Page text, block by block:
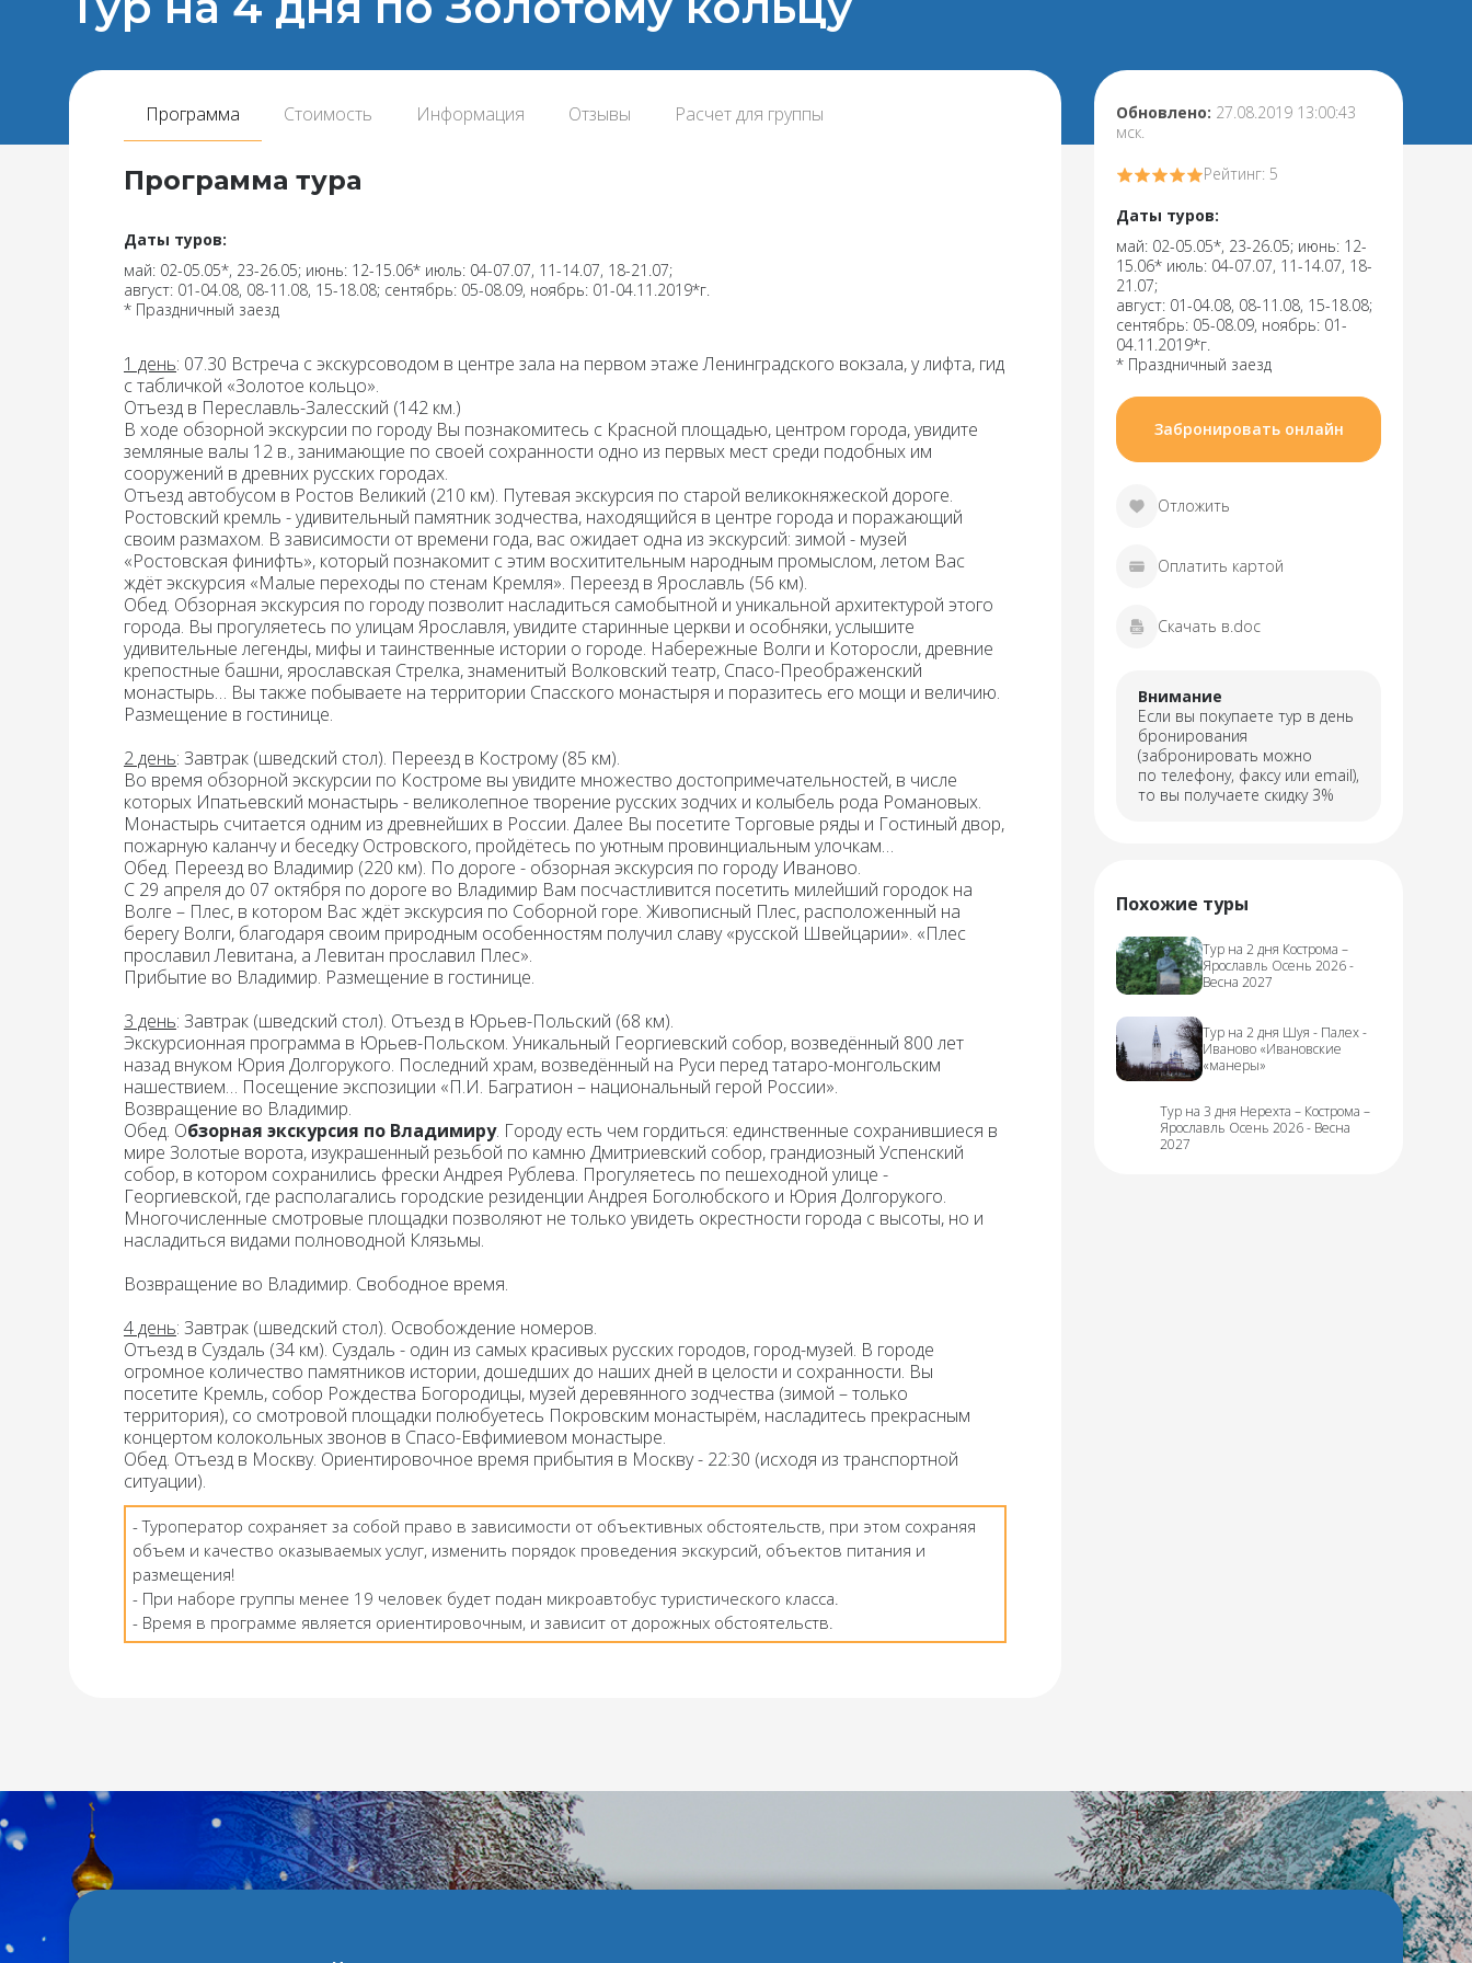
Программа Стоимость Информация Отзывы Расчет для группы
Программа тура
Даты туров:
май: 02-05.05*, 23-26.05; июнь: 12-15.06* июль: 04-07.07, 11-14.07, 18-21.07;
август: 01-04.08, 08-11.08, 15-18.08; сентябрь: 05-08.09, ноябрь: 01-04.11.2019*г.
* Праздничный заезд
1 день: 07.30 Встреча с экскурсоводом в центре зала на первом этаже Ленинградского вокзала, у лифта, гид
с табличкой «Золотое кольцо».
Отъезд в Переславль-Залесский (142 км.)
В ходе обзорной экскурсии по городу Вы познакомитесь с Красной площадью, центром города, увидите
земляные валы 12 в., занимающие по своей сохранности одно из первых мест среди подобных им
сооружений в древних русских городах.
Отъезд автобусом в Ростов Великий (210 км). Путевая экскурсия по старой великокняжеской дороге.
Ростовский кремль - удивительный памятник зодчества, находящийся в центре города и поражающий
своим размахом. В зависимости от времени года, вас ожидает одна из экскурсий: зимой - музей
«Ростовская финифть», который познакомит с этим восхитительным народным промыслом, летом Вас
ждёт экскурсия «Малые переходы по стенам Кремля». Переезд в Ярославль (56 км).
Обед. Обзорная экскурсия по городу позволит насладиться самобытной и уникальной архитектурой этого
города. Вы прогуляетесь по улицам Ярославля, увидите старинные церкви и особняки, услышите
удивительные легенды, мифы и таинственные истории о городе. Набережные Волги и Которосли, древние
крепостные башни, ярославская Стрелка, знаменитый Волковский театр, Спасо-Преображенский
монастырь… Вы также побываете на территории Спасского монастыря и поразитесь его мощи и величию.
Размещение в гостинице.
2 день: Завтрак (шведский стол). Переезд в Кострому (85 км).
Во время обзорной экскурсии по Костроме вы увидите множество достопримечательностей, в числе
которых Ипатьевский монастырь - великолепное творение русских зодчих и колыбель рода Романовых.
Монастырь считается одним из древнейших в России. Далее Вы посетите Торговые ряды и Гостиный двор,
пожарную каланчу и беседку Островского, пройдётесь по уютным провинциальным улочкам…
Обед. Переезд во Владимир (220 км). По дороге - обзорная экскурсия по городу Иваново.
С 29 апреля до 07 октября по дороге во Владимир Вам посчастливится посетить милейший городок на
Волге – Плес, в котором Вас ждёт экскурсия по Соборной горе. Живописный Плес, расположенный на
берегу Волги, благодаря своим природным особенностям получил славу «русской Швейцарии». «Плес
прославил Левитана, а Левитан прославил Плес».
Прибытие во Владимир. Размещение в гостинице.
3 день: Завтрак (шведский стол). Отъезд в Юрьев-Польский (68 км).
Экскурсионная программа в Юрьев-Польском. Уникальный Георгиевский собор, возведённый 800 лет
назад внуком Юрия Долгорукого. Последний храм, возведённый на Руси перед татаро-монгольским
нашествием… Посещение экспозиции «П.И. Багратион – национальный герой России».
Возвращение во Владимир.
Обед. Обзорная экскурсия по Владимиру. Городу есть чем гордиться: единственные сохранившиеся в
мире Золотые ворота, изукрашенный резьбой по камню Дмитриевский собор, грандиозный Успенский
собор, в котором сохранились фрески Андрея Рублева. Прогуляетесь по пешеходной улице -
Георгиевской, где располагались городские резиденции Андрея Боголюбского и Юрия Долгорукого.
Многочисленные смотровые площадки позволяют не только увидеть окрестности города с высоты, но и
насладиться видами полноводной Клязьмы.
Возвращение во Владимир. Свободное время.
4 день: Завтрак (шведский стол). Освобождение номеров.
Отъезд в Суздаль (34 км). Суздаль - один из самых красивых русских городов, город-музей. В городе
огромное количество памятников истории, дошедших до наших дней в целости и сохранности. Вы
посетите Кремль, собор Рождества Богородицы, музей деревянного зодчества (зимой – только
территория), со смотровой площадки полюбуетесь Покровским монастырём, насладитесь прекрасным
концертом колокольных звонов в Спасо-Евфимиевом монастыре.
Обед. Отъезд в Москву. Ориентировочное время прибытия в Москву - 22:30 (исходя из транспортной
ситуации).
- Туроператор сохраняет за собой право в зависимости от объективных обстоятельств, при этом сохраняя
объем и качество оказываемых услуг, изменить порядок проведения экскурсий, объектов питания и
размещения!
- При наборе группы менее 19 человек будет подан микроавтобус туристического класса.
- Время в программе является ориентировочным, и зависит от дорожных обстоятельств.
Обновлено: 27.08.2019 13:00:43
мск.
Рейтинг: 5
Даты туров:
май: 02-05.05*, 23-26.05; июнь: 12-
15.06* июль: 04-07.07, 11-14.07, 18-
21.07;
август: 01-04.08, 08-11.08, 15-18.08;
сентябрь: 05-08.09, ноябрь: 01-
04.11.2019*г.
* Праздничный заезд
Забронировать онлайн
Отложить
Оплатить картой
Скачать в.doc
Внимание
Если вы покупаете тур в день
бронирования
(забронировать можно
по телефону, факсу или email),
то вы получаете скидку 3%
Похожие туры
Тур на 2 дня Кострома –
Ярославль Осень 2026 -
Весна 2027
Тур на 2 дня Шуя - Палех -
Иваново «Ивановские
«манеры»
Тур на 3 дня Нерехта – Кострома –
Ярославль Осень 2026 - Весна
2027